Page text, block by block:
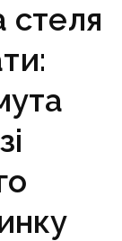
стеля